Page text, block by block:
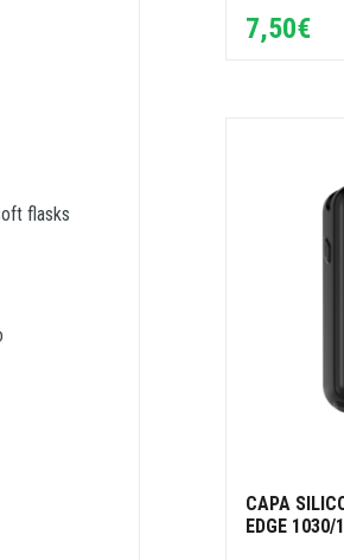
flasks
7,50€
CAPA
EDGE 1030/